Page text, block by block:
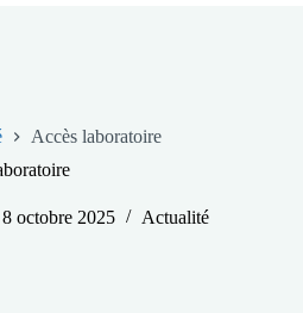
Accès laboratoire
8 octobre 2025 Actualité